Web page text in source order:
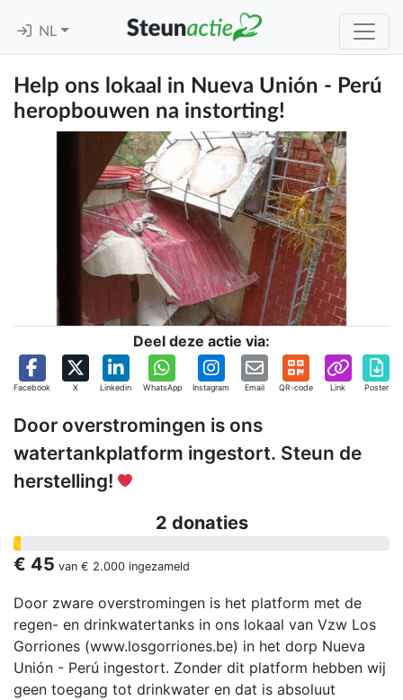
NL
Help ons lokaal in Nueva Unión - Perú
heropbouwen na instorting!
Deel deze actie via:
Facebook X Linkedin WhatsApp Instagram Email QR-code Link Poster
Door overstromingen is ons
watertankplatform ingestort. Steun de
herstelling!
2 donaties
€ 45 van € 2.000 ingezameld
Door zware overstromingen is het platform met de
regen- en drinkwatertanks in ons lokaal van Vzw Los
Gorriones (www.losgorriones.be) in het dorp Nueva
Unión - Perú ingestort. Zonder dit platform hebben wij
geen toegang tot drinkwater en dat is absoluut